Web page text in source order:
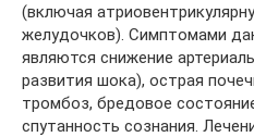
(включая
желудочков). Симптомами
являются снижение
развития шока), острая
тромбоз, бредовое
спутанность сознания.